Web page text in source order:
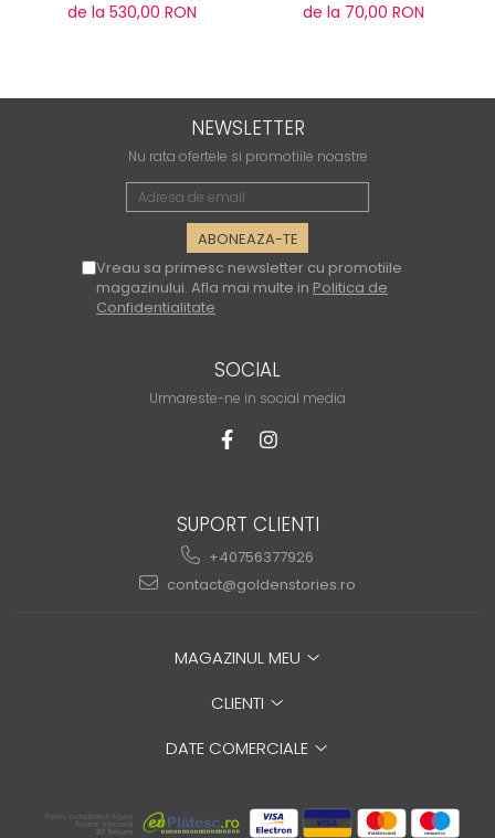
de la 530,00 RON
de la 70,00 RON
NEWSLETTER
Nu rata ofertele si promotiile noastre
Vreau sa primesc newsletter cu promotiile
magazinului. Afla mai multe in Politica de
Confidentialitate
SOCIAL
Urmareste-ne in social media
SUPORT CLIENTI
+40756377926
contact@goldenstories.ro
MAGAZINUL MEU
CLIENTI
DATE COMERCIALE